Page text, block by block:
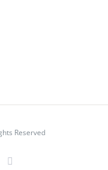
Reserved
Instagram